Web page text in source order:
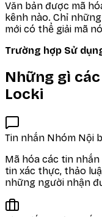
Văn bản được mã
kênh nào. Chỉ
mới có thể giải mã
Trường hợp Sử
Những gì
Locki
Tin nhắn Nhóm Nội
Mã hóa các tin
tin xác thực, thảo
những người nhận